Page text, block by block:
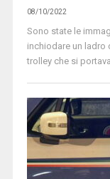
08/10/2022
Sono state le
inchiodare un ladro
trolley che si portava